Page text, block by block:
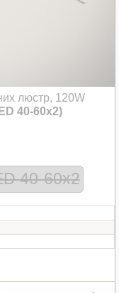
люстр, 120W
40-60x2)
40-60x2